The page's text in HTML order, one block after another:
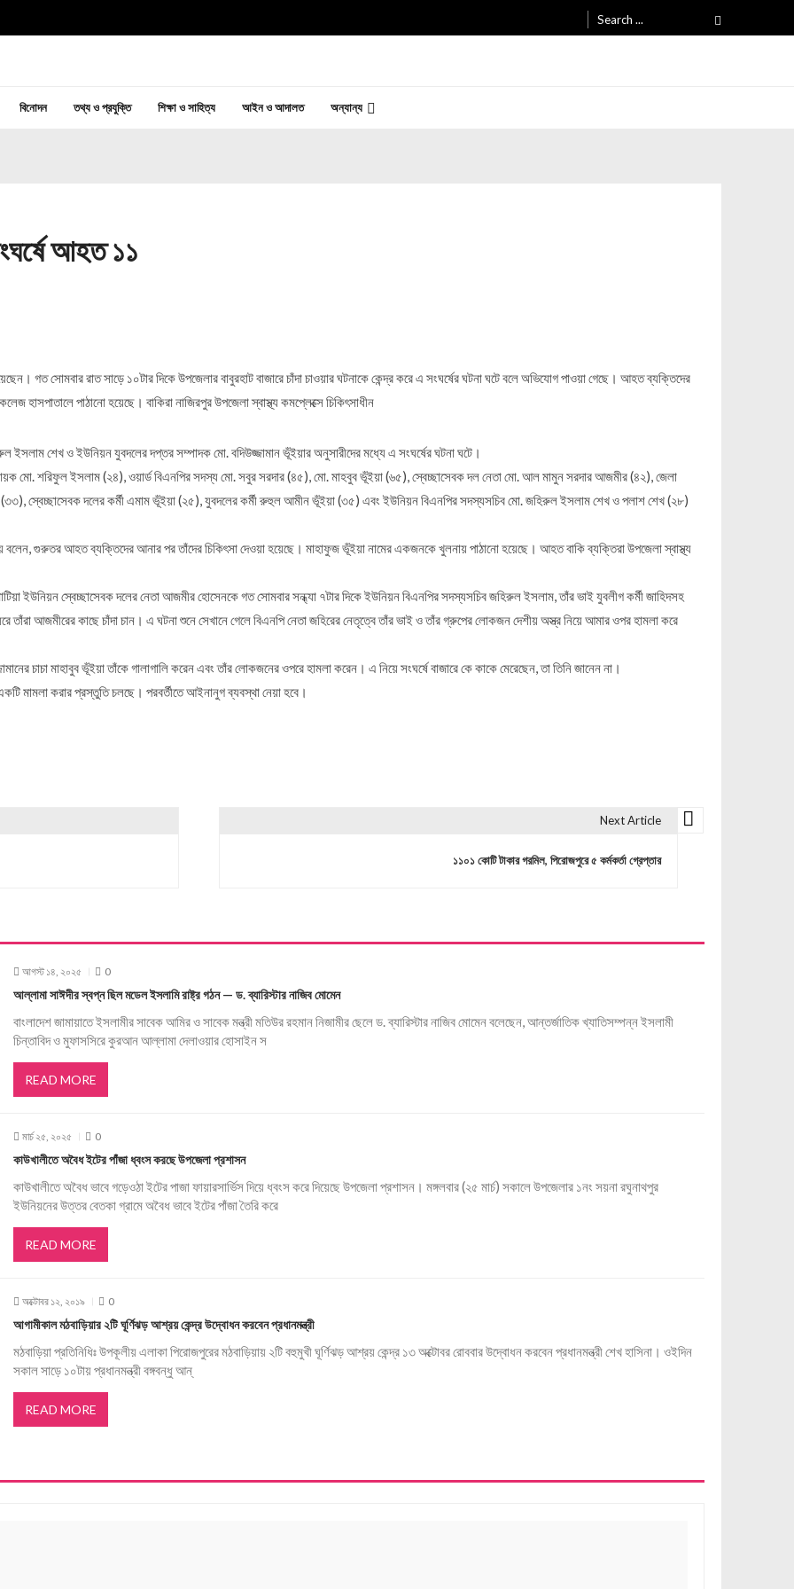
for:
বিনোদন তথ্য ও প্রযুক্তি শিক্ষা ও সাহিত্য আইন ও আদালত অন্যান্য
আহত ১১
গত সোমবার রাত সাড়ে ১০টার দিকে উপজেলার বাবুরহাট বাজারে চাঁদা চাওয়ার ঘটনাকে কেন্দ্র করে এ সংঘর্ষের ঘটনা ঘটে বলে অভিযোগ পাওয়া গেছে। আহত ব্যক্তিদের
পাঠানো হয়েছে। বাকিরা নাজিরপুর উপজেলা স্বাস্থ্য কমপ্লেক্সে চিকিৎসাধীন
শেখ ও ইউনিয়ন যুবদলের দপ্তর সম্পাদক মো. বদিউজ্জামান ভূঁইয়ার অনুসারীদের মধ্যে এ সংঘর্ষের ঘটনা ঘটে।
মো. শরিফুল ইসলাম (২৪), ওয়ার্ড বিএনপির সদস্য মো. সবুর সরদার (৪৫), মো. মাহবুব ভূঁইয়া (৬৫), স্বেচ্ছাসেবক দল নেতা মো. আল মামুন সরদার আজমীর (৪২), জেলা
স্বেচ্ছাসেবক দলের কর্মী এমাম ভূঁইয়া (২৫), যুবদলের কর্মী রুহুল আমীন ভূঁইয়া (৩৫) এবং ইউনিয়ন বিএনপির সদস্যসচিব মো. জহিরুল ইসলাম শেখ ও পলাশ শেখ (২৮)
বলেন, গুরুতর আহত ব্যক্তিদের আনার পর তাঁদের চিকিৎসা দেওয়া হয়েছে। মাহাফুজ ভূঁইয়া নামের একজনকে খুলনায় পাঠানো হয়েছে। আহত বাকি ব্যক্তিরা উপজেলা স্বাস্থ্য
ইউনিয়ন স্বেচ্ছাসেবক দলের নেতা আজমীর হোসেনকে গত সোমবার সন্ধ্যা ৭টার দিকে ইউনিয়ন বিএনপির সদস্যসচিব জহিরুল ইসলাম, তাঁর ভাই যুবলীগ কর্মী জাহিদসহ
আজমীরের কাছে চাঁদা চান। এ ঘটনা শুনে সেখানে গেলে বিএনপি নেতা জহিরের নেতৃত্বে তাঁর ভাই ও তাঁর গ্রুপের লোকজন দেশীয় অস্ত্র নিয়ে আমার ওপর হামলা করে
চাচা মাহাবুব ভূঁইয়া তাঁকে গালাগালি করেন এবং তাঁর লোকজনের ওপরে হামলা করেন। এ নিয়ে সংঘর্ষে বাজারে কে কাকে মেরেছেন, তা তিনি জানেন না।
মামলা করার প্রস্তুতি চলছে। পরবর্তীতে আইনানুগ ব্যবস্থা নেয়া হবে।
Next Article
১১০১ কোটি টাকার গরমিল, পিরোজপুরে ৫ কর্মকর্তা গ্রেপ্তার
আগস্ট ১৪, ২০২৫ 0
আল্লামা সাঈদীর স্বপ্ন ছিল মডেল ইসলামি রাষ্ট্র গঠন — ড. ব্যারিস্টার নাজিব মোমেন
বাংলাদেশ জামায়াতে ইসলামীর সাবেক আমির ও সাবেক মন্ত্রী মতিউর রহমান নিজামীর ছেলে ড. ব্যারিস্টার নাজিব মোমেন বলেছেন, আন্তর্জাতিক খ্যাতিসম্পন্ন ইসলামী
চিন্তাবিদ ও মুফাসসিরে কুরআন আল্লামা দেলাওয়ার হোসাইন স
READ MORE
মার্চ ২৫, ২০২৫ 0
কাউখালীতে অবৈধ ইটের পাঁজা ধ্বংস করছে উপজেলা প্রশাসন
কাউখালীতে অবৈধ ভাবে গড়েওঠা ইটের পাজা ফায়ারসার্ভিস দিয়ে ধ্বংস করে দিয়েছে উপজেলা প্রশাসন। মঙ্গলবার (২৫ মার্চ) সকালে উপজেলার ১নং সয়না রঘুনাথপুর
ইউনিয়নের উত্তর বেতকা গ্রামে অবৈধ ভাবে ইটের পাঁজা তৈরি করে
READ MORE
অক্টোবর ১২, ২০১৯ 0
আগামীকাল মঠবাড়িয়ার ২টি ঘূর্ণিঝড় আশ্রয় কেন্দ্র উদ্বোধন করবেন প্রধানমন্ত্রী
মঠবাড়িয়া প্রতিনিধিঃ উপকূলীয় এলাকা পিরোজপুরের মঠবাড়িয়ায় ২টি বহুমুখী ঘূর্ণিঝড় আশ্রয় কেন্দ্র ১৩ অক্টোবর রোববার উদ্বোধন করবেন প্রধানমন্ত্রী শেখ হাসিনা। ওইদিন
সকাল সাড়ে ১০টায় প্রধানমন্ত্রী বঙ্গবন্ধু আন্
READ MORE